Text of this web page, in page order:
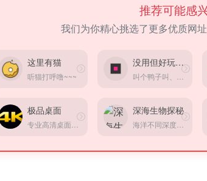
推荐可能感
我们为你精心挑选了更多优质网
这里有猫
听猫打呼噜~~~
没用但好玩的小游戏
极品桌面 深海生物探秘
海洋不同深度都有什么生物